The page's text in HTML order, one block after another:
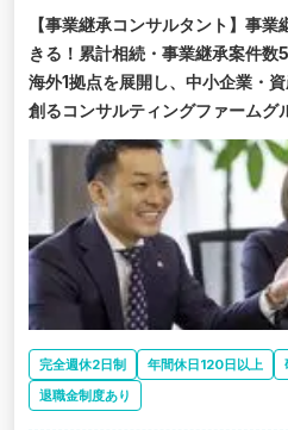
【事業継承コンサルタント】事
きる！累計相続・事業継承案件
海外1拠点を展開し、中小企業・
創るコンサルティングファームグ
完全週休2日制 年間休日120日以上
退職金制度あり